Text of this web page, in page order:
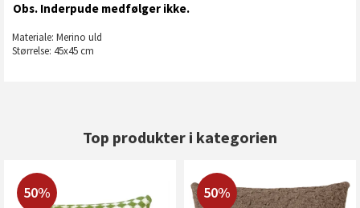
Obs. Inderpude medfølger ikke.
Materiale: Merino uld
Størrelse: 45x45 cm
Top produkter i kategorien
50% 50%